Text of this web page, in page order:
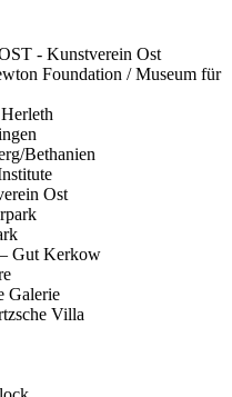
- Kunstverein Ost
Foundation / Museum für
Bethanien
Ost
Gut Kerkow
Galerie
Villa